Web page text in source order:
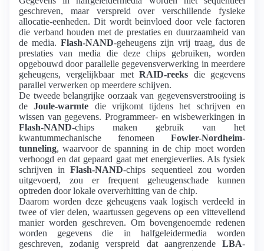
geschreven, maar verspreid over verschillende fysieke
allocatie-eenheden. Dit wordt beïnvloed door vele factoren
die verband houden met de prestaties en duurzaamheid van
de media. Flash-NAND-geheugens zijn vrij traag, dus de
prestaties van media die deze chips gebruiken, worden
opgebouwd door parallelle gegevensverwerking in meerdere
geheugens, vergelijkbaar metRAID-reeks die gegevens
parallel verwerken op meerdere schijven.
De tweede belangrijke oorzaak van gegevensverstrooiing is
deJoule-warmte die vrijkomt tijdens het schrijven en
wissen van gegevens. Programmeer- en wisbewerkingen in
Flash-NAND-chips maken gebruik van het
kwantummechanische fenomeen Fowler-Nordheim-
tunneling, waarvoor de spanning in de chip moet worden
verhoogd en dat gepaard gaat met energieverlies. Als fysiek
schrijven inFlash-NAND-chips sequentieel zou worden
uitgevoerd, zou er frequent geheugenschade kunnen
optreden door lokale oververhitting van de chip.
Daarom worden deze geheugens vaak logisch verdeeld in
twee of vier delen, waartussen gegevens op een vittevellend
manier worden geschreven. Om bovengenoemde redenen
worden gegevens die in halfgeleidermedia worden
geschreven, zodanig verspreid dat aangrenzende LBA-